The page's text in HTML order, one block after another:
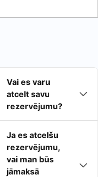
Vai es varu
atcelt savu
rezervējumu?
Ja es atcelšu
rezervējumu,
vai man būs
jāmaksā